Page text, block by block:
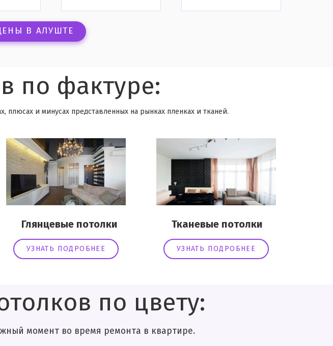
В АЛУШТЕ
по фактуре:
и минусах представленных на рынках пленках и тканей.
Глянцевые потолки
УЗНАТЬ ПОДРОБНЕЕ
Тканевые потолки
УЗНАТЬ ПОДРОБНЕЕ
по цвету:
во время ремонта в квартире.